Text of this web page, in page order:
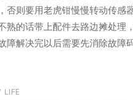
否则要用老虎钳慢慢转动传感
熟的话带上配件去路边摊处理
障解决完以后需要先消除故障
LIFE